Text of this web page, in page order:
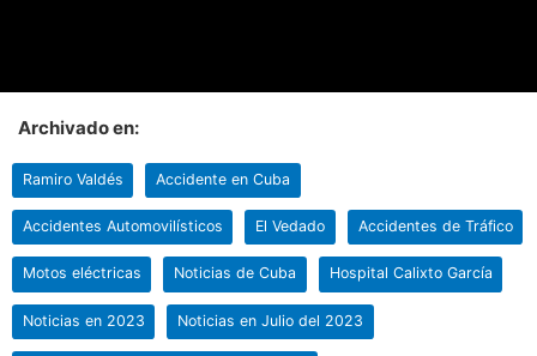
Archivado en:
Ramiro Valdés Accidente en Cuba
Accidentes Automovilísticos El Vedado Accidentes de Tráfico
Motos eléctricas Noticias de Cuba Hospital Calixto García
Noticias en 2023 Noticias en Julio del 2023